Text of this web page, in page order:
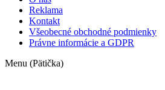
Reklama
Kontakt
Všeobecné obchodné podmienky
Právne informácie a GDPR
Menu (Pätička)